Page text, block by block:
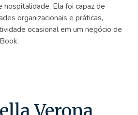
hospitalidade. Ela foi capaz de
organizacionais e práticas,
ocasional em um negócio de
Verona